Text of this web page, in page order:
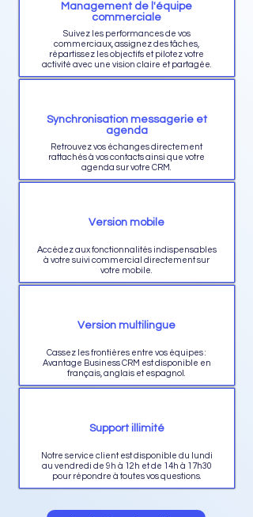
Management de l'équipe
commerciale
Suivez les performances de vos
commerciaux, assignez des tâches,
répartissez les objectifs et pilotez votre
activité avec une vision claire et partagée.
Synchronisation messagerie et
agenda
Retrouvez vos échanges directement
rattachés à vos contacts ainsi que votre
agenda sur votre CRM.
Version mobile
Accédez aux fonctionnalités indispensables
à votre suivi commercial directement sur
votre mobile.
Version multilingue
Cassez les frontières entre vos équipes :
Avantage Business CRM est disponible en
français, anglais et espagnol.
Support illimité
Notre service client est disponible du lundi
au vendredi de 9h à 12h et de 14h à 17h30
pour répondre à toutes vos questions.